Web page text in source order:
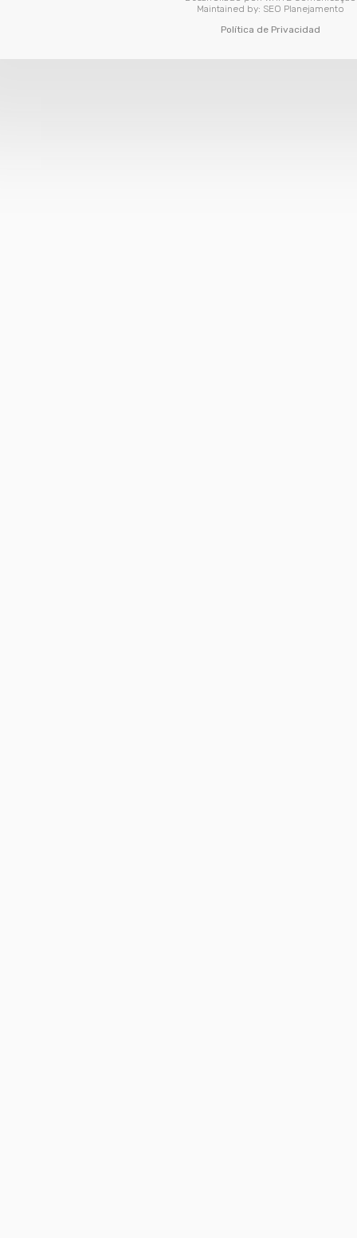
Maintained by: SEO Planejamento
Política de Privacidad